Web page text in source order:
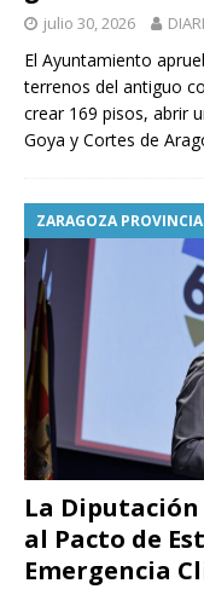
julio 30, 2026
El Ayuntamiento
terrenos del antiguo
crear 169 pisos, abrir
Goya y Cortes de
ZARAGOZA PROVINCIA
La
al Pacto de
Emergencia